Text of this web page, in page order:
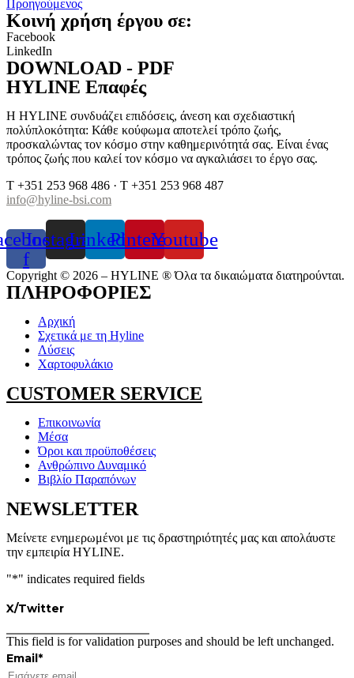
Προηγούμενος
Κοινή χρήση έργου σε:
Facebook
LinkedIn
DOWNLOAD - PDF
HYLINE Επαφές
H HYLINE συνδυάζει επιδόσεις, άνεση και σχεδιαστική
πολύπλοκότητα: Κάθε κούφωμα αποτελεί τρόπο ζωής,
προσκαλώντας τον κόσμο στην καθημερινότητά σας. Είναι ένας
τρόπος ζωής που καλεί τον κόσμο να αγκαλιάσει το έργο σας.
T +351 253 968 486 · T +351 253 968 487
info@hyline-bsi.com
f
InstagramLinkedinPinterestYoutube
Copyright © 2026 – HYLINE ® Όλα τα δικαιώματα διατηρούνται.
ΠΛΗΡΟΦΟΡΙΕΣ
Αρχική
Σχετικά με τη Hyline
Λύσεις
Χαρτοφυλάκιο
CUSTOMER SERVICE
Επικοινωνία
Μέσα
Όροι και προϋποθέσεις
Ανθρώπινο Δυναμικό
Βιβλίο Παραπόνων
NEWSLETTER
Μείνετε ενημερωμένοι με τις δραστηριότητές μας και απολάυστε
την εμπειρία HYLINE.
"*" indicates required fields
X/Twitter
This field is for validation purposes and should be left unchanged.
Email *